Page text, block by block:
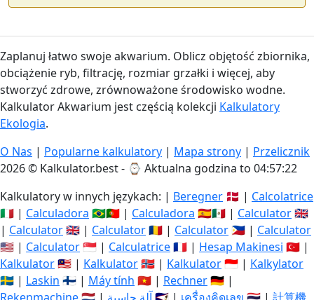
Zaplanuj łatwo swoje akwarium. Oblicz objętość zbiornika,
obciążenie ryb, filtrację, rozmiar grzałki i więcej, aby
stworzyć zdrowe, zrównoważone środowisko wodne.
Kalkulator Akwarium jest częścią kolekcji Kalkulatory
Ekologia.
O Nas | Popularne kalkulatory | Mapa strony | Przelicznik
2026 © Kalkulator.best - ⌚ Aktualna godzina to 04:57:23
Kalkulatory w innych językach: | Beregner 🇩🇰 | Calcolatrice
🇮🇹 | Calculadora 🇧🇷🇵🇹 | Calculadora 🇪🇸🇲🇽 | Calculator🇬🇧
| Calculator🇬🇧 | Calculator🇷🇴 | Calculator 🇵🇭 | Calculator
🇺🇸 | Calculator🇸🇬 | Calculatrice🇫🇷 | Hesap Makinesi 🇹🇷 |
Kalkulator🇲🇾 | Kalkulator🇳🇴 | Kalkulator🇮🇩 | Kalkylator
🇸🇪 | Laskin 🇫🇮 | Máy tính 🇻🇳 | Rechner🇩🇪 |